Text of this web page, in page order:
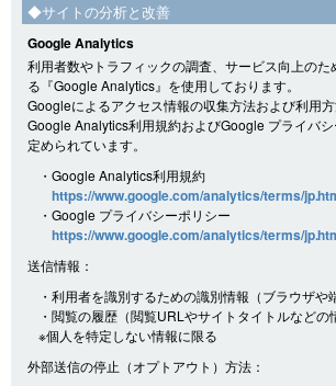
◆サイトの分析と改善
Google Analytics
利用者数やトラフィックの調査、サービス向上の
る『Google Analytics』を使用しております。
Googleによるアクセス情報の収集方法および利用方
Google Analytics利用規約およびGoogle プライバ
定められています。
・Google Analytics利用規約
https://www.google.com/analytics/terms/
・Google プライバシーポリシー
https://www.google.com/analytics/terms/
送信情報：
・利用者を識別するための識別情報（ブラウザや
・閲覧の履歴（閲覧URLやサイトタイトルなどの
※個人を特定しない情報に限る
外部送信の停止（オプトアウト）方法：